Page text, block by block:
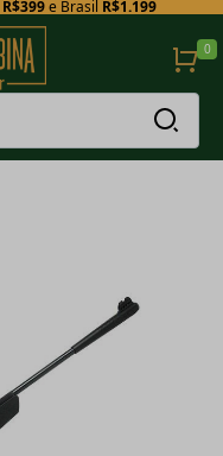
R$399e Brasil R$1.199
0